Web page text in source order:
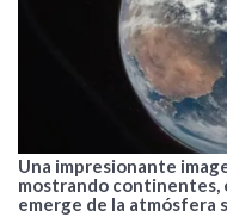
Una impresionante
mostrando continentes,
emerge de la atmósfera